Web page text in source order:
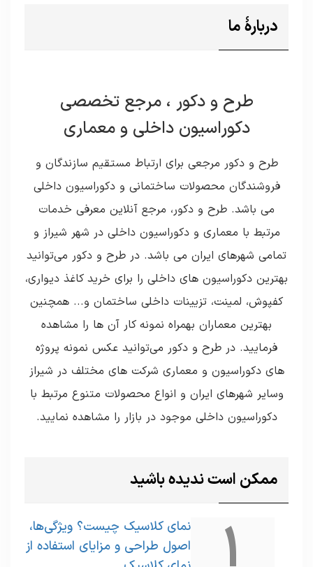
دربارۀ ما
طرح و دکور ، مرجع تخصصی
دکوراسیون داخلی و معماری
طرح و دکور مرجعی برای ارتباط مستقیم سازندگان و
فروشندگان محصولات ساختمانی و دکوراسیون داخلی
می باشد. طرح و دکور، مرجع آنلاین معرفی خدمات
مرتبط با معماری و دکوراسیون داخلی در شهر شیراز و
تمامی شهرهای ایران می باشد. در طرح و دکور می‌توانید
بهترین دکوراسیون های داخلی را برای خرید کاغذ دیواری،
کفپوش، لمینت، تزیینات داخلی ساختمان و... همچنین
بهترین معماران بهمراه نمونه کار آن ها را مشاهده
فرمایید. در طرح و دکور می‌توانید عکس نمونه پروژه
های دکوراسیون و معماری شرکت های مختلف در شیراز
وسایر شهرهای ایران و انواع محصولات متنوع مرتبط با
دکوراسیون داخلی موجود در بازار را مشاهده نمایید.
ممکن است ندیده باشید
نمای کلاسیک چیست؟ ویژگی‌ها،
اصول طراحی و مزایای استفاده از